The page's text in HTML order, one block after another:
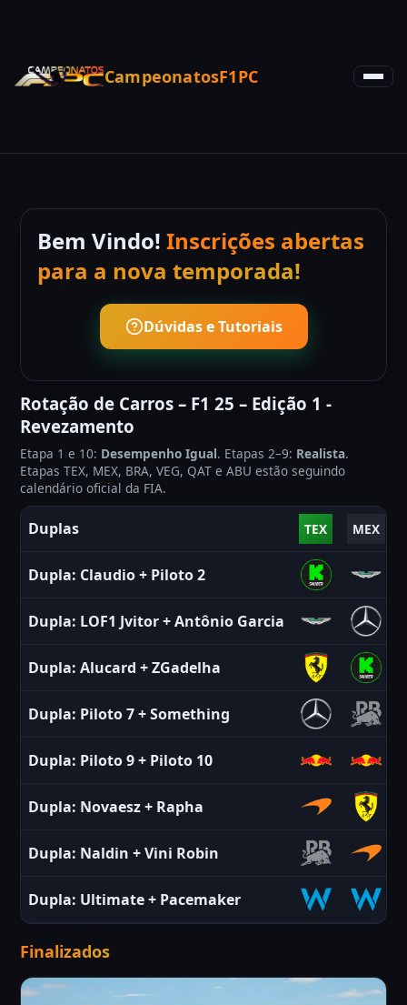
CampeonatosF1PC
Bem Vindo! Inscrições abertas
para a nova temporada!
Dúvidas e Tutoriais
Rotação de Carros – F1 25 – Edição 1 -
Revezamento
Etapa 1 e 10: Desempenho Igual. Etapas 2–9: Realista.
Etapas TEX, MEX, BRA, VEG, QAT e ABU estão seguindo
calendário oficial da FIA.
Duplas TEX MEX
Dupla: Claudio+ Piloto 2
Dupla: LOF1 Jvitor+Antônio Garcia
Dupla: Alucard +ZGadelha
Dupla: Piloto 7+Something
Dupla: Piloto 9+ Piloto 10
Dupla: Novaesz+ Rapha
Dupla: Naldin +Vini Robin
Dupla: Ultimate+ Pacemaker
Finalizados